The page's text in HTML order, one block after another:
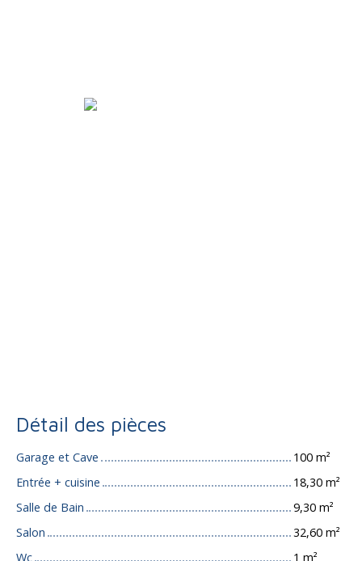
Détail des pièces
Garage et Cave
100 m²
Entrée + cuisine
18,30 m²
Salle de Bain
9,30 m²
Salon
32,60 m²
Wc
1 m²